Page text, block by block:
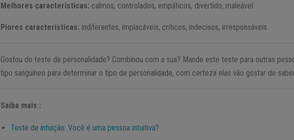
Melhores características: calmos, controlados, empáticos, divertido, maleável.
Piores características: indiferentes, implacáveis, críticos, indecisos, irresponsáveis.
Gostou do teste de personalidade? Combinou com a sua? Mande este teste para outras
tipo sanguíneo para determinar o tipo de personalidade, com certeza elas vão gostar de
Saiba mais :
Teste de intuição: Você é uma pessoa intuitiva?